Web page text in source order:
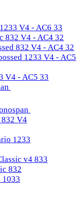
V4 - AC6 33
832 V4 - AC4 32
832 V4 - AC4 32
1233 V4 - AC5
V4 - AC5 33
V4
1233
v4 833
832
1033